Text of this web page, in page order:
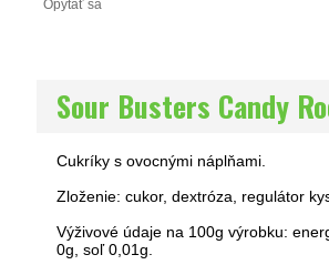
Opýtať sa
Sour Busters Candy
Cukríky s ovocnými náplňami.
Zloženie: cukor, dextróza, regulátor
Výživové údaje na 100g výrobku:
0g, soľ 0,01g.